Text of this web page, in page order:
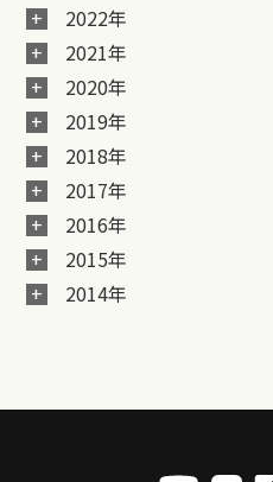
2022年
2021年
2020年
2019年
2018年
2017年
2016年
2015年
2014年